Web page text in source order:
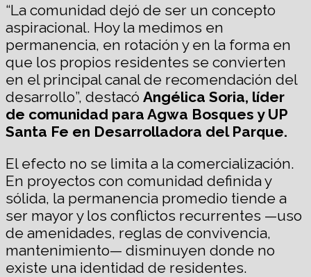
“La comunidad dejó de ser un concepto
aspiracional. Hoy la medimos en
permanencia, en rotación y en la forma en
que los propios residentes se convierten
en el principal canal de recomendación del
desarrollo”, destacó Angélica Soria, líder
de comunidad para Agwa Bosques y UP
Santa Fe en Desarrolladora del Parque.
El efecto no se limita a la comercialización.
En proyectos con comunidad definida y
sólida, la permanencia promedio tiende a
ser mayor y los conflictos recurrentes —uso
de amenidades, reglas de convivencia,
mantenimiento— disminuyen donde no
existe una identidad de residentes.